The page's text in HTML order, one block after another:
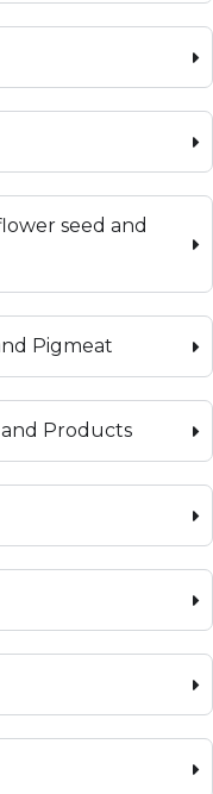
seed and
Pigmeat
and Products